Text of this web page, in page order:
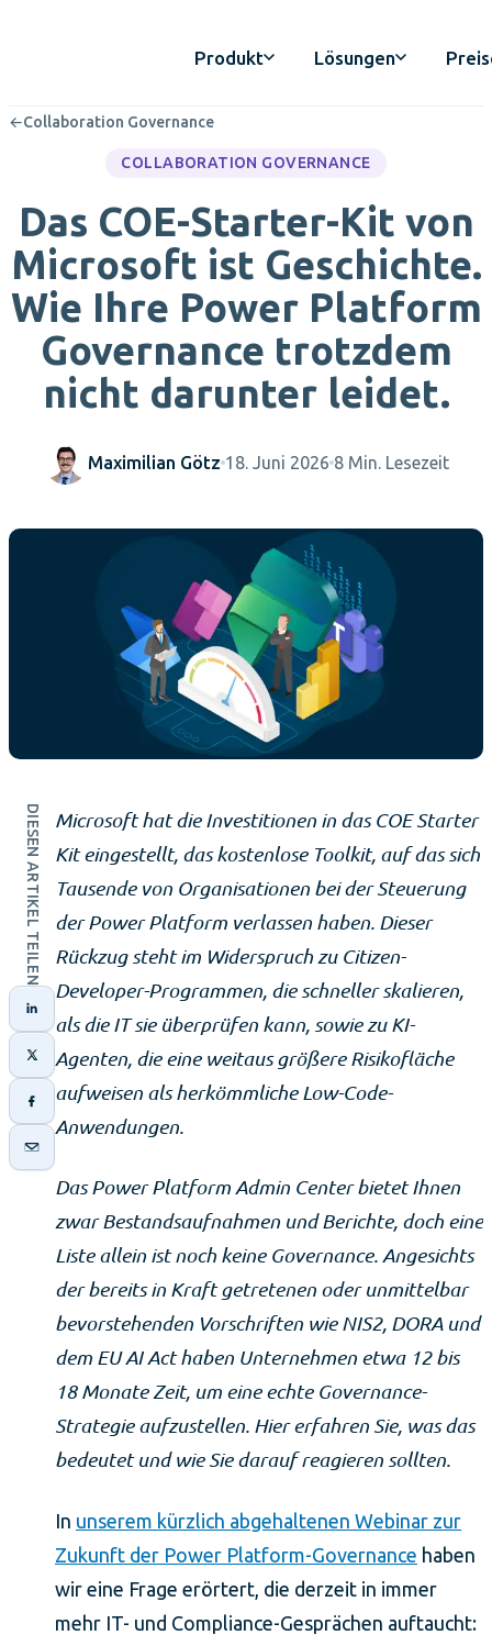
Produkt Lösungen
←Collaboration Governance
COLLABORATION GOVERNANCE
Das COE-Starter-Kit von
Microsoft ist Geschichte.
Wie Ihre Power Platform
Governance trotzdem
nicht darunter leidet.
Maximilian Götz 18. Juni 2026 8 Min. Lesezeit
DIESEN ARTIKEL TEILEN
Microsoft hat die Investitionen in das COE Starter
Kit eingestellt, das kostenlose Toolkit, auf das sich
Tausende von Organisationen bei der Steuerung
der Power Platform verlassen haben. Dieser
Rückzug steht im Widerspruch zu Citizen-
Developer-Programmen, die schneller skalieren,
als die IT sie überprüfen kann, sowie zu KI-
Agenten, die eine weitaus größere Risikofläche
aufweisen als herkömmliche Low-Code-
Anwendungen.
Das Power Platform Admin Center bietet Ihnen
zwar Bestandsaufnahmen und Berichte, doch eine
Liste allein ist noch keine Governance. Angesichts
der bereits in Kraft getretenen oder unmittelbar
bevorstehenden Vorschriften wie NIS2, DORA und
dem EU AI Act haben Unternehmen etwa 12 bis
18 Monate Zeit, um eine echte Governance-
Strategie aufzustellen. Hier erfahren Sie, was das
bedeutet und wie Sie darauf reagieren sollten.
In unserem kürzlich abgehaltenen Webinar zur
Zukunft der Power Platform-Governance haben
wir eine Frage erörtert, die derzeit in immer
mehr IT- und Compliance-Gesprächen auftaucht: